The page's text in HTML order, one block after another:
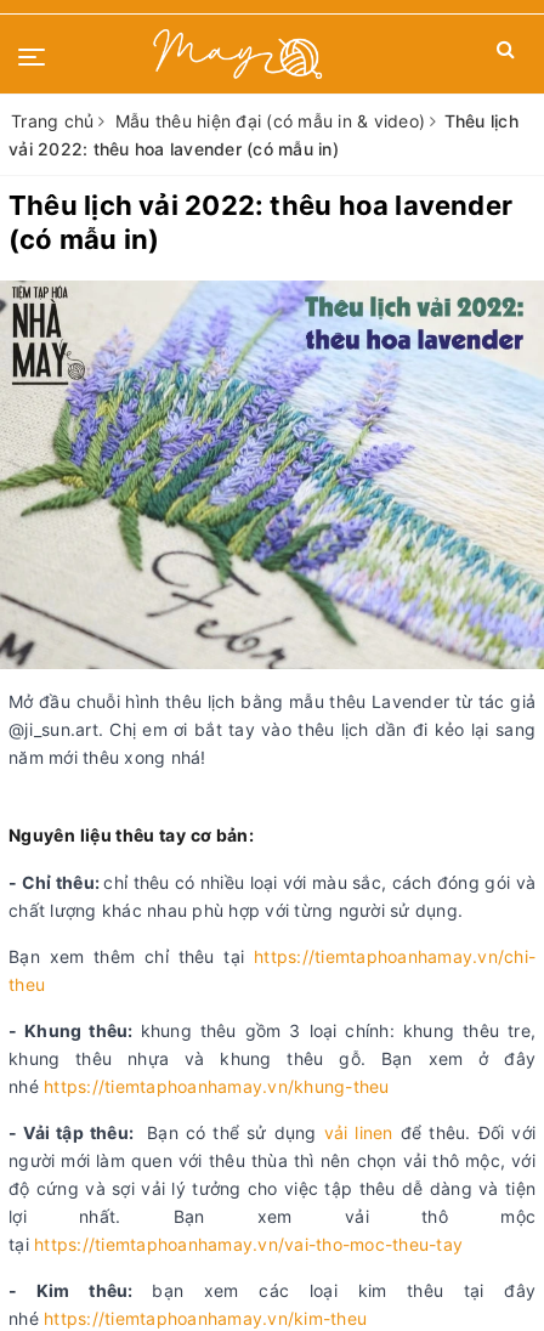
Trang chủ Mẫu thêu hiện đại (có mẫu in & video)
Thêu lịch
vải 2022: thêu hoa lavender (có mẫu in)
Thêu lịch vải 2022: thêu hoa lavender
(có mẫu in)
Mở đầu chuỗi hình thêu lịch bằng mẫu thêu Lavender từ tác giả
@ji_sun.art. Chị em ơi bắt tay vào thêu lịch dần đi kẻo lại sang
năm mới thêu xong nhá!
Nguyên liệu thêu tay cơ bản:
- Chỉ thêu:chỉ thêu có nhiều loại với màu sắc, cách đóng gói và
chất lượng khác nhau phù hợp với từng người sử dụng.
Bạn xem thêm chỉ thêu tại https://tiemtaphoanhamay.vn/chi-
theu
- Khung thêu: khung thêu gồm 3 loại chính: khung thêu tre,
khung thêu nhựa và khung thêu gỗ. Bạn xem ở đây
nhé https://tiemtaphoanhamay.vn/khung-theu
- Vải tập thêu: Bạn có thể sử dụng vải linen để thêu. Đối với
người mới làm quen với thêu thùa thì nên chọn vải thô mộc, với
độ cứng và sợi vải lý tưởng cho việc tập thêu dễ dàng và tiện
lợi nhất. Bạn xem vải thô mộc
tại https://tiemtaphoanhamay.vn/vai-tho-moc-theu-tay
- Kim thêu: bạn xem các loại kim thêu tại đây
nhé https://tiemtaphoanhamay.vn/kim-theu